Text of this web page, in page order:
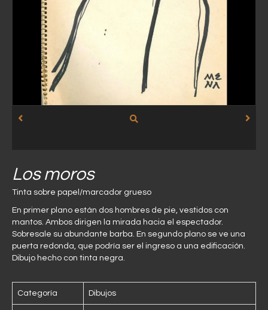
Los moros
Tinta sobre papel/marcador grueso
En primer plano están dos hombres de pie, vestidos con
mantos. Ambos dirigen la mirada hacia el espectador.
Sobresale su abundante barba. En segundo plano se ve una
puerta redonda, que podría ser el ingreso a una edificación.
Dibujo hecho con tinta negra.
Categoría Dibujos